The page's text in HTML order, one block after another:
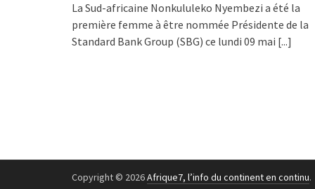
La Sud-africaine Nonkululeko Nyembezi a été la
première femme à être nommée Présidente de la
Standard Bank Group (SBG) ce lundi 09 mai [...]
Copyright © 2026Afrique7, l’info du continent en continu.